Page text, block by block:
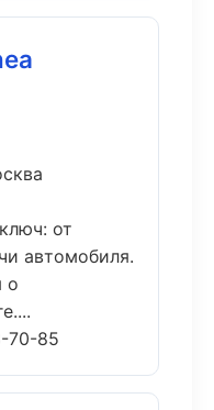
от
автомобиля.
о
70-85